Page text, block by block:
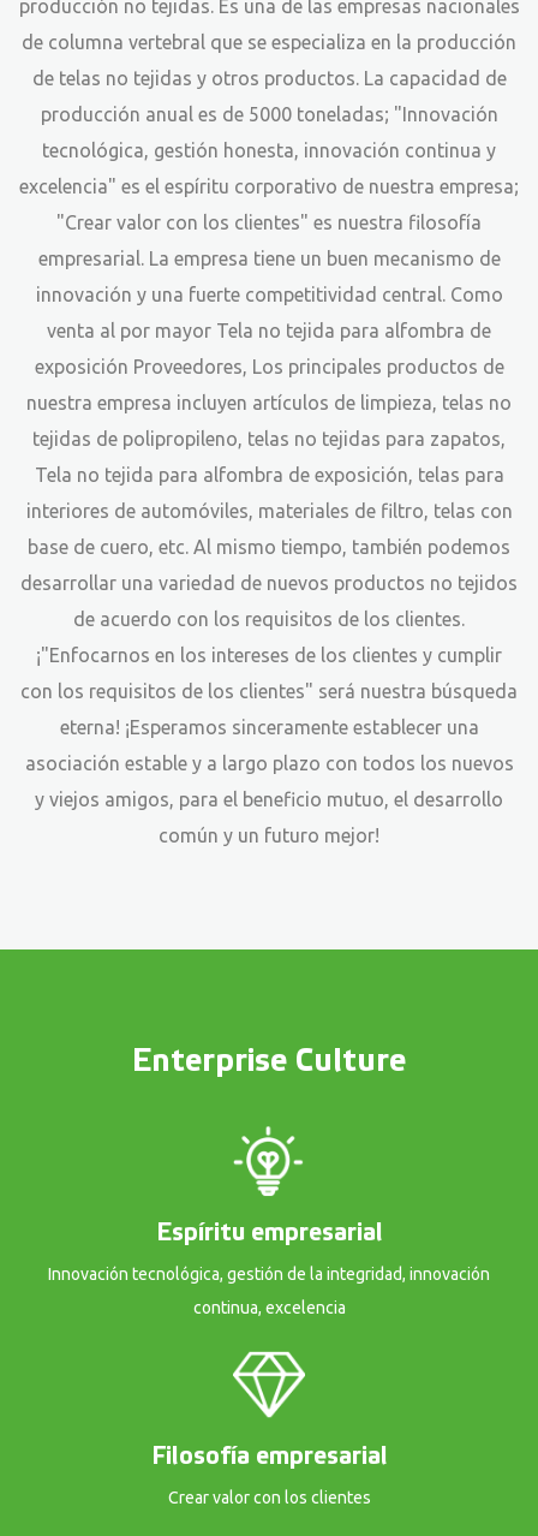
producción no tejidas. Es una de las empresas nacionales
de columna vertebral que se especializa en la producción
de telas no tejidas y otros productos. La capacidad de
producción anual es de 5000 toneladas; "Innovación
tecnológica, gestión honesta, innovación continua y
excelencia" es el espíritu corporativo de nuestra empresa;
"Crear valor con los clientes" es nuestra filosofía
empresarial. La empresa tiene un buen mecanismo de
innovación y una fuerte competitividad central. Como
venta al por mayor Tela no tejida para alfombra de
exposición Proveedores, Los principales productos de
nuestra empresa incluyen artículos de limpieza, telas no
tejidas de polipropileno, telas no tejidas para zapatos,
Tela no tejida para alfombra de exposición, telas para
interiores de automóviles, materiales de filtro, telas con
base de cuero, etc. Al mismo tiempo, también podemos
desarrollar una variedad de nuevos productos no tejidos
de acuerdo con los requisitos de los clientes.
¡"Enfocarnos en los intereses de los clientes y cumplir
con los requisitos de los clientes" será nuestra búsqueda
eterna! ¡Esperamos sinceramente establecer una
asociación estable y a largo plazo con todos los nuevos
y viejos amigos, para el beneficio mutuo, el desarrollo
común y un futuro mejor!
Enterprise Culture
Espíritu empresarial
Innovación tecnológica, gestión de la integridad, innovación
continua, excelencia
Filosofía empresarial
Crear valor con los clientes